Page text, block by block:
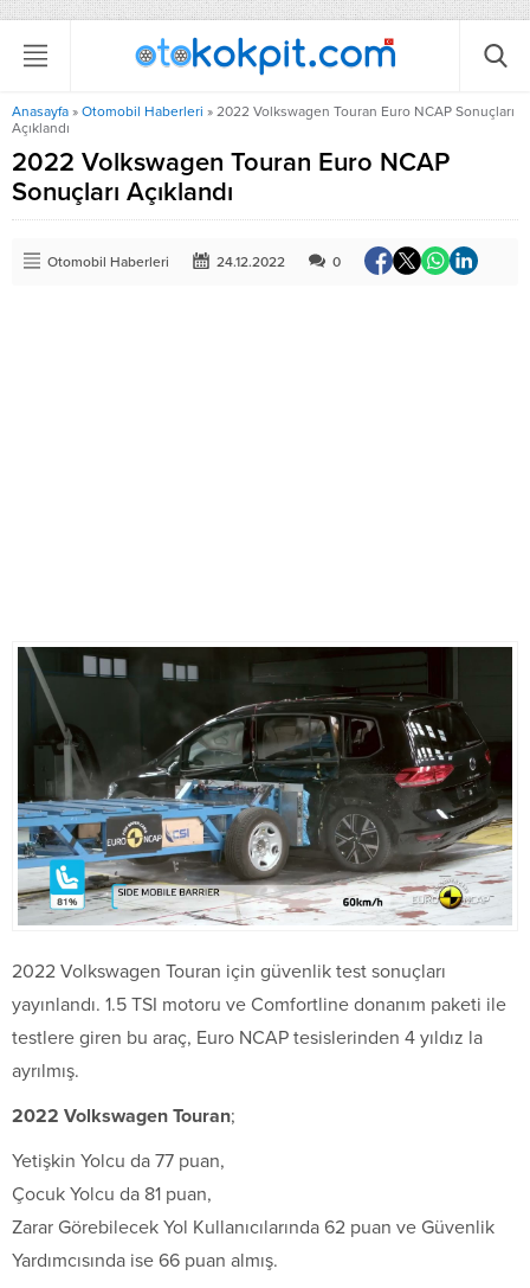
Anasayfa » Otomobil Haberleri » 2022 Volkswagen Touran Euro NCAP Sonuçları
Açıklandı
2022 Volkswagen Touran Euro NCAP
Sonuçları Açıklandı
Otomobil Haberleri 24.12.2022 0
2022 Volkswagen Touran için güvenlik test sonuçları
yayınlandı. 1.5 TSI motoru ve Comfortline donanım paketi ile
testlere giren bu araç, Euro NCAP tesislerinden 4 yıldız la
ayrılmış.
2022 Volkswagen Touran;
Yetişkin Yolcu da 77 puan,
Çocuk Yolcu da 81 puan,
Zarar Görebilecek Yol Kullanıcılarında 62 puan ve Güvenlik
Yardımcısında ise 66 puan almış.